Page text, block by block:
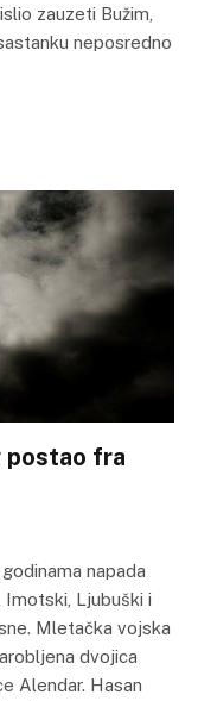
zauzeti Bužim,
neposredno
postao fra
napada
Imotski, Ljubuški i
Mletačka vojska
dvojica
Alendar. Hasan